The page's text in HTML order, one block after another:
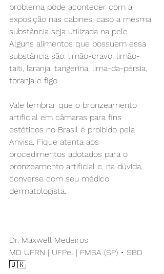
problema pode acontecer com a
exposição nas cabines, caso a mesma
substância seja utilizada na pele.
Alguns alimentos que possuem essa
substância são: limão-cravo, limão-
taiti, laranja, tangerina, lima-da-pérsia,
toranja e figo.⠀
Vale lembrar que o bronzeamento
artificial em câmaras para fins
estéticos no Brasil é proibido pela
Anvisa. Fique atenta aos
procedimentos adotados para o
bronzeamento artificial e, na dúvida,
converse com seu médico
dermatologista.⠀
.
.
.
Dr. Maxwell Medeiros
MD UFRN | UFPel | FMSA (SP) • SBD
🇧🇷